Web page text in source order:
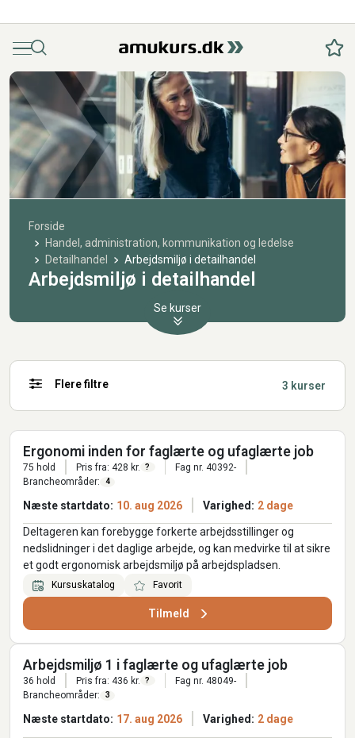
MenuSøg
Forside
Handel, administration, kommunikation og ledelse
Detailhandel
Arbejdsmiljø i detailhandel
Arbejdsmiljø i detailhandel
Se kurser
Flere filtre 3 kurser
Ergonomi inden for faglærte og ufaglærte job
75 hold Pris fra: 428 kr. ?
Fag nr. 40392-
Brancheområder:
4
Næste startdato: 10. aug 2026 Varighed: 2 dage
Deltageren kan forebygge forkerte arbejdsstillinger og
nedslidninger i det daglige arbejde, og kan medvirke til at sikre
et godt ergonomisk arbejdsmiljø på arbejdspladsen.
Kursuskatalog Favorit
Tilmeld
Arbejdsmiljø 1 i faglærte og ufaglærte job
36 hold Pris fra: 436 kr. ?
Fag nr. 48049-
Brancheområder:
3
Næste startdato: 17. aug 2026 Varighed: 2 dage